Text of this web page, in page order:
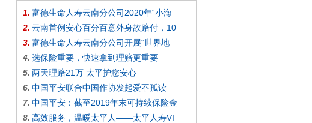
1. 富德生命人寿云南分公司2020年“小海
2. 云南首例安心百分百意外身故赔付，10
3. 富德生命人寿云南分公司开展“世界地
4. 选保险重要，快速拿到理赔更重要
5. 两天理赔21万 太平护您安心
6. 中国平安联合中国作协发起爱不孤读
7. 中国平安：截至2019年末可持续保险金
8. 高效服务，温暖太平人——太平人寿VI